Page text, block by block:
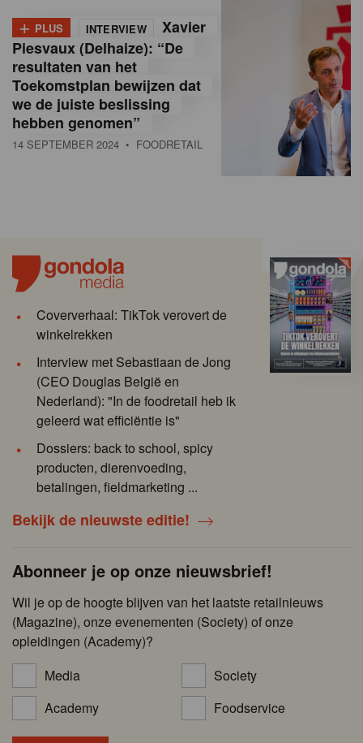
+ PLUS INTERVIEW
Xavier
Piesvaux (Delhaize): “De
resultaten van het
Toekomstplan bewijzen dat
we de juiste beslissing
hebben genomen”
14 SEPTEMBER 2024 • FOODRETAIL
Coververhaal: TikTok verovert de
winkelrekken
Interview met Sebastiaan de Jong
(CEO Douglas België en
Nederland): "In de foodretail heb ik
geleerd wat efficiëntie is"
Dossiers: back to school, spicy
producten, dierenvoeding,
betalingen, fieldmarketing ...
Bekijk de nieuwste editie!
Abonneer je op onze nieuwsbrief!
Wil je op de hoogte blijven van het laatste retailnieuws
(Magazine), onze evenementen (Society) of onze
opleidingen (Academy)?
Media
Society
Academy
Foodservice